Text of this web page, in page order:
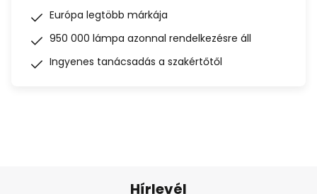
Európa legtöbb márkája
950 000 lámpa azonnal rendelkezésre áll
Ingyenes tanácsadás a szakértőtől
Hírlevél